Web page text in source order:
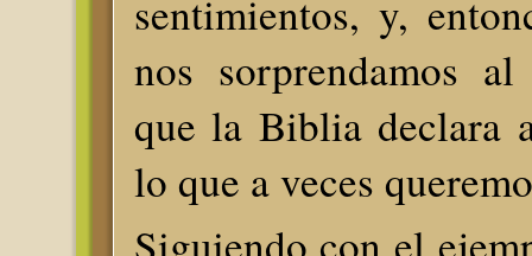
sentimientos, y,
nos sorprendamos
que la Biblia declara
lo que a veces